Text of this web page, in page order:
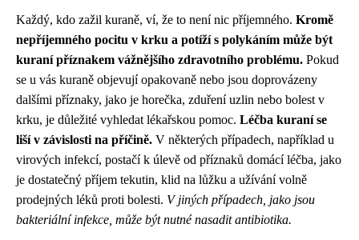
Každý, kdo zažil kuraně, ví, že to není nic příjemného. Kromě
nepříjemného pocitu v krku a potíží s polykáním může být
kuraní příznakem vážnějšího zdravotního problému. Pokud
se u vás kuraně objevují opakovaně nebo jsou doprovázeny
dalšími příznaky, jako je horečka, zduření uzlin nebo bolest v
krku, je důležité vyhledat lékařskou pomoc. Léčba kuraní se
liší v závislosti na příčině. V některých případech, například u
virových infekcí, postačí k úlevě od příznaků domácí léčba, jako
je dostatečný příjem tekutin, klid na lůžku a užívání volně
prodejných léků proti bolesti. V jiných případech, jako jsou
bakteriální infekce, může být nutné nasadit antibiotika.